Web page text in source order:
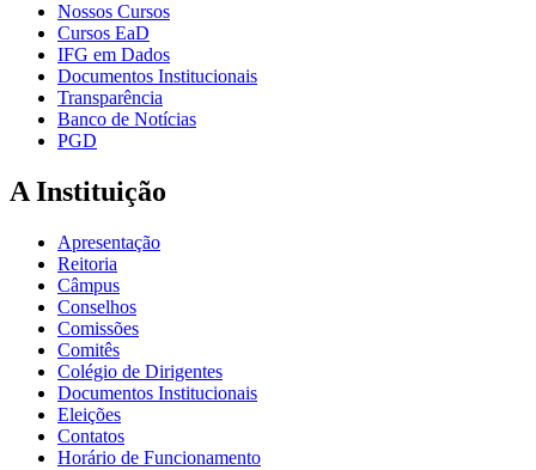
Nossos Cursos
Cursos EaD
IFG em Dados
Documentos Institucionais
Transparência
Banco de Notícias
PGD
A Instituição
Apresentação
Reitoria
Câmpus
Conselhos
Comissões
Comitês
Colégio de Dirigentes
Documentos Institucionais
Eleições
Contatos
Horário de Funcionamento